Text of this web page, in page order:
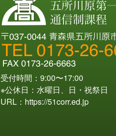
受付時間：9:00〜17:00
※公休日：水曜日、日・祝祭日
URL： https://51corr.ed.jp